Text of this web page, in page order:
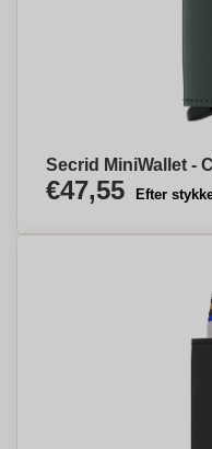
Secrid MiniWallet -
€47,55 Efter